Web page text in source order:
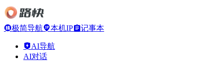
极简导航 本机IP 记事本
AI导航
AI对话